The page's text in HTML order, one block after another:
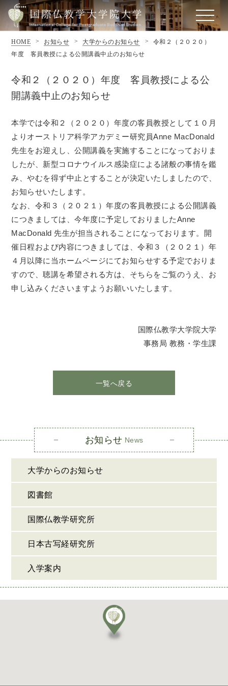
HOME お知らせ 大学からのお知らせ
令和２（２０２０）
年度 客員教授による公開講義中止のお知らせ
令和２（２０２０）年度 客員教授による公
開講義中止のお知らせ
本学では令和２（２０２０）年度の客員教授として１０月
よりオーストリア科学アカデミー研究員Anne MacDonald
先生をお迎えし、公開講義を実施することになっておりま
したが、新型コロナウイルス感染症による諸般の事情を鑑
み、やむを得ず中止とすることが決定いたしましたので、
お知らせいたします。
なお、令和３（２０２１）年度の客員教授による公開講義
につきましては、今年度に予定しておりましたAnne
MacDonald 先生が担当されることになっております。開
催日程および内容につきましては、令和３（２０２１）年
４月以降に当ホームページにてお知らせする予定でおりま
すので、聴講を希望される方は、そちらをご覧のうえ、お
申し込みくださいますようお願いいたします。
国際仏教学大学院大学
事務局 教務・学生課
一覧へ戻る
お知らせ News
大学からのお知らせ
図書館
国際仏教学研究所
日本古写経研究所
入学案内